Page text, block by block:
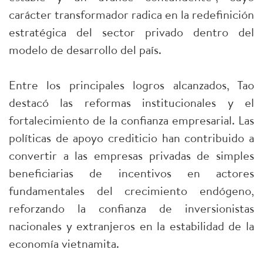
carácter transformador radica en la redefinición
estratégica del sector privado dentro del
modelo de desarrollo del país.
Entre los principales logros alcanzados, Tao
destacó las reformas institucionales y el
fortalecimiento de la confianza empresarial. Las
políticas de apoyo crediticio han contribuido a
convertir a las empresas privadas de simples
beneficiarias de incentivos en actores
fundamentales del crecimiento endógeno,
reforzando la confianza de inversionistas
nacionales y extranjeros en la estabilidad de la
economía vietnamita.